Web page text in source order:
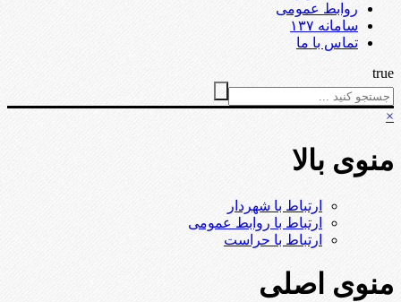
روابط عمومی
سامانه ۱۳۷
تماس با ما
true
×
منوی بالا
ارتباط با شهردار
ارتباط با روابط عمومی
ارتباط با حراست
منوی اصلی